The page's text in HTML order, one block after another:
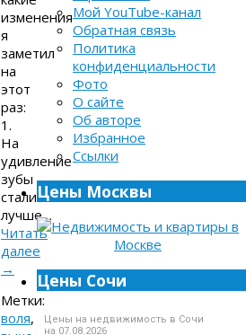
изменения
я
заметил
на
этот
раз:
1.
На
удивление
зубы
стали
лучше…
Читать
далее
→
Метки:
воля,
Мой YouTube-канал
Обратная связь
Политика
конфиденциальности
Фото
О сайте
Об авторе
Избранное
Ссылки
Цены Москвы
Цены Сочи
Цены на недвижимость в Сочи
на 07.08.2026